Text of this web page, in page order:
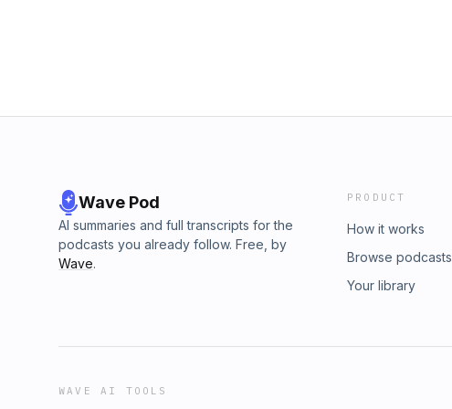
Wave Pod
AI summaries and full transcripts for the
podcasts you already follow. Free, by
Wave.
PRODUCT
How it works
Browse podcasts
Your library
WAVE AI TOOLS